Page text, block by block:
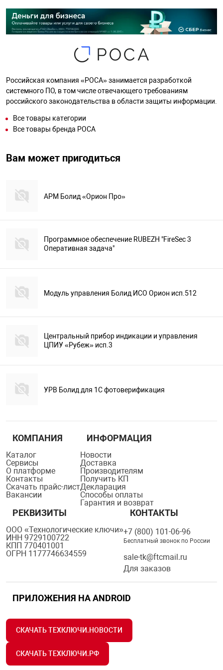
Российская компания «РОСА» занимается разработкой
системного ПО, в том числе отвечающего требованиям
российского законодательства в области защиты информации.
Все товары категории
Все товары бренда РОСА
Вам может пригодиться
АРМ Болид «Орион Про»
Программное обеспечение RUBEZH "FireSec 3
Оперативная задача"
Модуль управления Болид ИСО Орион исп.512
Центральный прибор индикации и управления
ЦПИУ «Рубеж» исп.3
УРВ Болид для 1С фотоверификация
КОМПАНИЯ
Каталог
Сервисы
О платформе
Контакты
Скачать прайс-лист
Вакансии
ИНФОРМАЦИЯ
Новости
Доставка
Производителям
Получить КП
Декларация
Способы оплаты
Гарантия и возврат
РЕКВИЗИТЫ
ООО «Технологические ключи»
ИНН 9729100722
КПП 770401001
ОГРН 1177746634559
КОНТАКТЫ
+7 (800) 101-06-96
Бесплатный звонок по России
sale-tk@ftcmail.ru
Для заказов
ПРИЛОЖЕНИЯ НА ANDROID
СКАЧАТЬ ТЕХКЛЮЧИ.НОВОСТИ
СКАЧАТЬ ТЕХКЛЮЧИ.РФ